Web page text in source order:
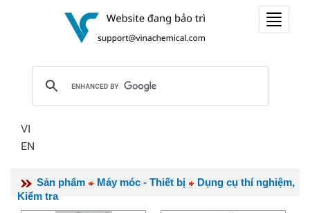
Toggle
VI
EN
Sản phẩm Máy móc - Thiết bị
Dụng cụ thí nghiệm,
Kiểm tra